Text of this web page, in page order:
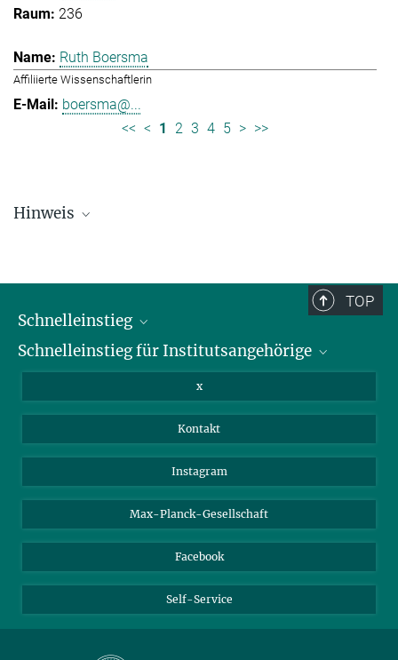
236
Ruth Boersma
Affiliierte Wissenschaftlerin
boersma@...
<< < 1 2 3 4 5 > >>
Hinweis
TOP
Schnelleinstieg
Bibliothek
Schnelleinstieg für Institutsangehörige
Webmail
Nextcloud
x
Kontakt
Instagram
Max-Planck-Gesellschaft
Facebook
Self-Service